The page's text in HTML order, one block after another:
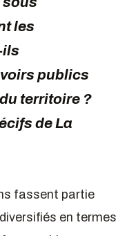
les
ils
publics
territoire ?
de La
fassent partie
en termes